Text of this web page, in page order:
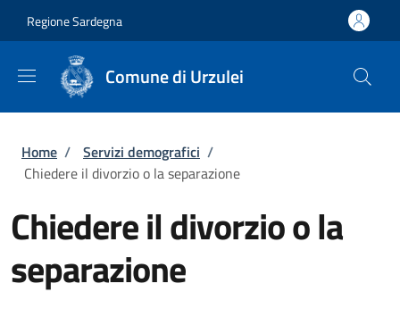
Regione Sardegna
Comune di Urzulei
Briciole di pane
Home / Servizi demografici /
Chiedere il divorzio o la separazione
Chiedere il divorzio o la
separazione